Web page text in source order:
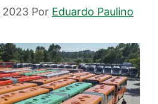
2023 Por Eduardo Paulino